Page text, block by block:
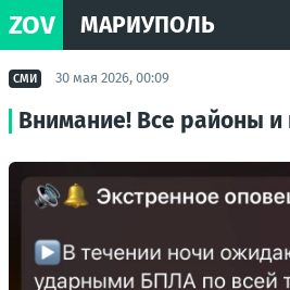
ZOV МАРИУПОЛЬ
СМИ 30 мая 2026, 00:09
Внимание! Все районы и